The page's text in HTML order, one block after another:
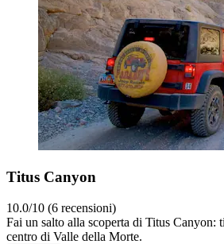
Titus Canyon
10.0/10 (6 recensioni)
Fai un salto alla scoperta di Titus Canyon:
centro di Valle della Morte.